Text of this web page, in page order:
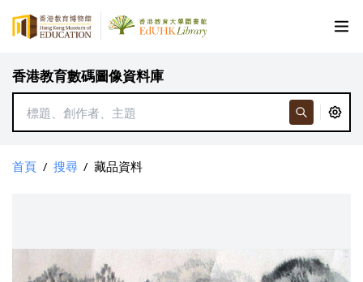
香港教育數碼圖像資料庫
首頁 / 搜尋 / 藏品資料